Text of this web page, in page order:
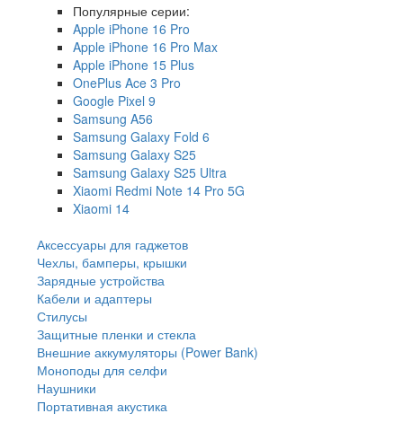
Популярные серии:
Apple iPhone 16 Pro
Apple iPhone 16 Pro Max
Apple iPhone 15 Plus
OnePlus Ace 3 Pro
Google Pixel 9
Samsung A56
Samsung Galaxy Fold 6
Samsung Galaxy S25
Samsung Galaxy S25 Ultra
Xiaomi Redmi Note 14 Pro 5G
Xiaomi 14
Аксессуары для гаджетов
Чехлы, бамперы, крышки
Зарядные устройства
Кабели и адаптеры
Стилусы
Защитные пленки и стекла
Внешние аккумуляторы (Power Bank)
Моноподы для селфи
Наушники
Портативная акустика